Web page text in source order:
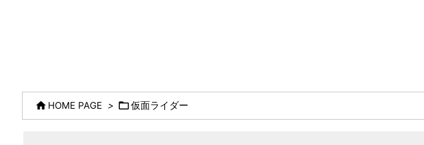
 HOME PAGE > 仮面ライダー